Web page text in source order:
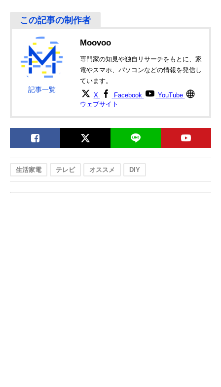
記事一覧
Moovoo
専門家の知見や独自リサーチをもとに、家
電やスマホ、パソコンなどの情報を発信し
ています。
X Facebook
YouTube
ウェブサイト
生活家電 テレビ オススメ DIY